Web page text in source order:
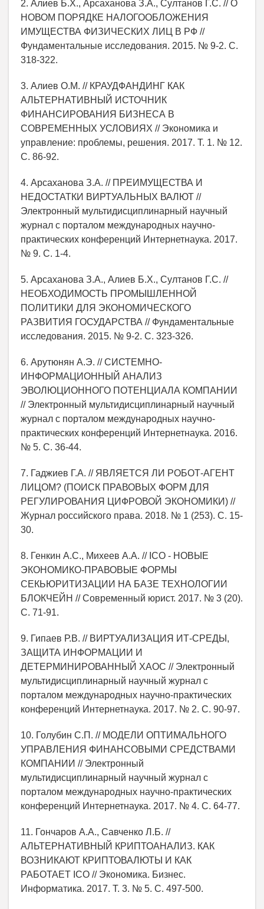
2. Алиев Б.Х., Арсаханова З.А., Султанов Г.С. // О
НОВОМ ПОРЯДКЕ НАЛОГООБЛОЖЕНИЯ
ИМУЩЕСТВА ФИЗИЧЕСКИХ ЛИЦ В РФ //
Фундаментальные исследования. 2015. № 9-2. С.
318-322.
3. Алиев О.М. // КРАУДФАНДИНГ КАК
АЛЬТЕРНАТИВНЫЙ ИСТОЧНИК
ФИНАНСИРОВАНИЯ БИЗНЕСА В
СОВРЕМЕННЫХ УСЛОВИЯХ // Экономика и
управление: проблемы, решения. 2017. Т. 1. № 12.
С. 86-92.
4. Арсаханова З.А. // ПРЕИМУЩЕСТВА И
НЕДОСТАТКИ ВИРТУАЛЬНЫХ ВАЛЮТ //
Электронный мультидисциплинарный научный
журнал с порталом международных научно-
практических конференций Интернетнаука. 2017.
№ 9. С. 1-4.
5. Арсаханова З.А., Алиев Б.Х., Султанов Г.С. //
НЕОБХОДИМОСТЬ ПРОМЫШЛЕННОЙ
ПОЛИТИКИ ДЛЯ ЭКОНОМИЧЕСКОГО
РАЗВИТИЯ ГОСУДАРСТВА // Фундаментальные
исследования. 2015. № 9-2. С. 323-326.
6. Арутюнян А.Э. // СИСТЕМНО-
ИНФОРМАЦИОННЫЙ АНАЛИЗ
ЭВОЛЮЦИОННОГО ПОТЕНЦИАЛА КОМПАНИИ
// Электронный мультидисциплинарный научный
журнал с порталом международных научно-
практических конференций Интернетнаука. 2016.
№ 5. С. 36-44.
7. Гаджиев Г.А. // ЯВЛЯЕТСЯ ЛИ РОБОТ-АГЕНТ
ЛИЦОМ? (ПОИСК ПРАВОВЫХ ФОРМ ДЛЯ
РЕГУЛИРОВАНИЯ ЦИФРОВОЙ ЭКОНОМИКИ) //
Журнал российского права. 2018. № 1 (253). С. 15-
30.
8. Генкин А.С., Михеев А.А. // ICO - НОВЫЕ
ЭКОНОМИКО-ПРАВОВЫЕ ФОРМЫ
СЕКЬЮРИТИЗАЦИИ НА БАЗЕ ТЕХНОЛОГИИ
БЛОКЧЕЙН // Современный юрист. 2017. № 3 (20).
С. 71-91.
9. Гипаев Р.В. // ВИРТУАЛИЗАЦИЯ ИТ-СРЕДЫ,
ЗАЩИТА ИНФОРМАЦИИ И
ДЕТЕРМИНИРОВАННЫЙ ХАОС // Электронный
мультидисциплинарный научный журнал с
порталом международных научно-практических
конференций Интернетнаука. 2017. № 2. С. 90-97.
10. Голубин С.П. // МОДЕЛИ ОПТИМАЛЬНОГО
УПРАВЛЕНИЯ ФИНАНСОВЫМИ СРЕДСТВАМИ
КОМПАНИИ // Электронный
мультидисциплинарный научный журнал с
порталом международных научно-практических
конференций Интернетнаука. 2017. № 4. С. 64-77.
11. Гончаров А.А., Савченко Л.Б. //
АЛЬТЕРНАТИВНЫЙ КРИПТОАНАЛИЗ. КАК
ВОЗНИКАЮТ КРИПТОВАЛЮТЫ И КАК
РАБОТАЕТ ICO // Экономика. Бизнес.
Информатика. 2017. Т. 3. № 5. С. 497-500.